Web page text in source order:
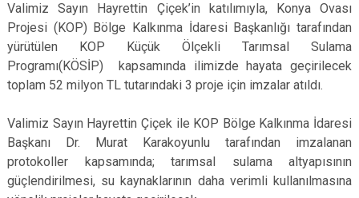
Valimiz Sayın Hayrettin Çiçek’in katılımıyla, Konya Ovası
Projesi (KOP) Bölge Kalkınma İdaresi Başkanlığı tarafından
yürütülen KOP Küçük Ölçekli Tarımsal Sulama
Programı(KÖSİP) kapsamında ilimizde hayata geçirilecek
toplam 52 milyon TL tutarındaki 3 proje için imzalar atıldı.
Valimiz Sayın Hayrettin Çiçek ile KOP Bölge Kalkınma İdaresi
Başkanı Dr. Murat Karakoyunlu tarafından imzalanan
protokoller kapsamında; tarımsal sulama altyapısının
güçlendirilmesi, su kaynaklarının daha verimli kullanılmasına